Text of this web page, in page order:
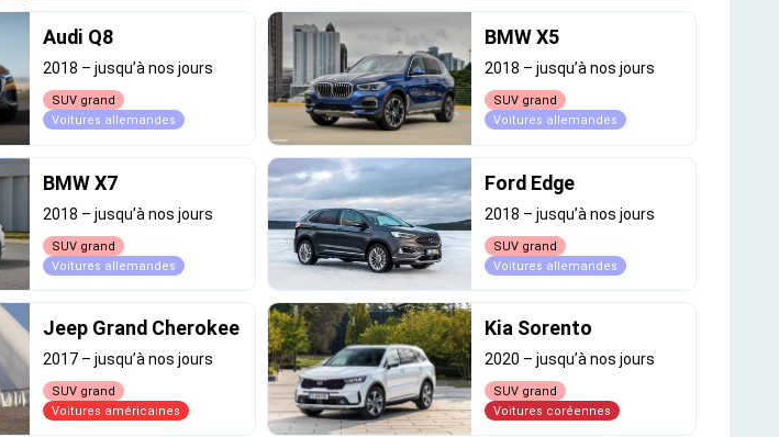
Audi Q8
2018 –jusqu’à nos jours
SUV grand
Voitures allemandes
BMW X5
2018 – jusqu’à nos jours
SUV grand
Voitures allemandes
BMW X7
2018 –jusqu’à nos jours
SUV grand
Voitures allemandes
Ford Edge
2018 – jusqu’à nos jours
SUV grand
Voitures allemandes
Jeep Grand Cherokee
2017 –jusqu’à nos jours
SUV grand
Voitures américaines
Kia Sorento
2020 – jusqu’à nos jours
SUV grand
Voitures coréennes